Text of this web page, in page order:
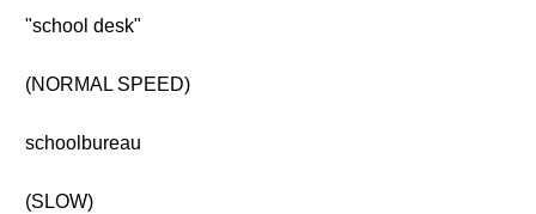
"school desk"
(NORMAL SPEED)
schoolbureau
(SLOW)